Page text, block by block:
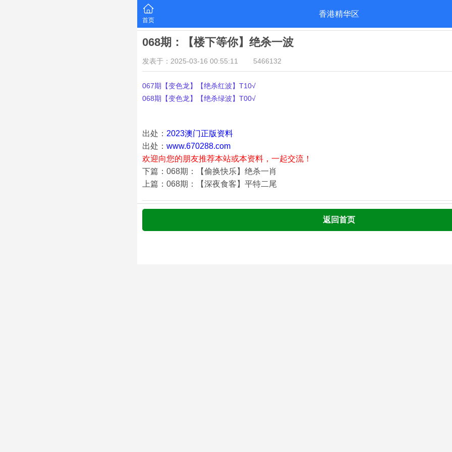
首页
香港精华区
068期：【楼下等你】绝杀一波
发表于：2025-03-16 00:55:11 5466132
067期【变色龙】【绝杀红波】T10√
068期【变色龙】【绝杀绿波】T00√
出处： 2023澳门正版资料
出处： www.670288.com
欢迎向您的朋友推荐本站或本资料，一起交流！
下篇：068期：【偷换快乐】绝杀一肖
上篇：068期：【深夜食客】平特二尾
返回首页